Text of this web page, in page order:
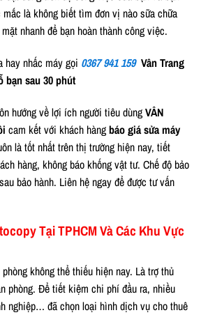
là không biết tìm đơn vị nào sữa chữa
nhanh để bạn hoàn thành công việc.
hay nhấc máy gọi 0367 941 159 Vân Trang
bạn sau 30 phút
hướng về lợi ích người tiêu dùngVÂN
cam kết với khách hàngbáo giá sửa máy
là tốt nhất trên thị trường hiện nay, tiết
hàng, không báo khống vật tư. Chế độ bảo
bảo hành. Liên hệ ngay để được tư vấn
Tại TPHCM Và Các Khu Vực
không thể thiếu hiện nay. Là trợ thủ
phòng. Để tiết kiệm chi phí đầu ra, nhiều
nghiệp… đã chọn loại hình dịch vụ cho thuê